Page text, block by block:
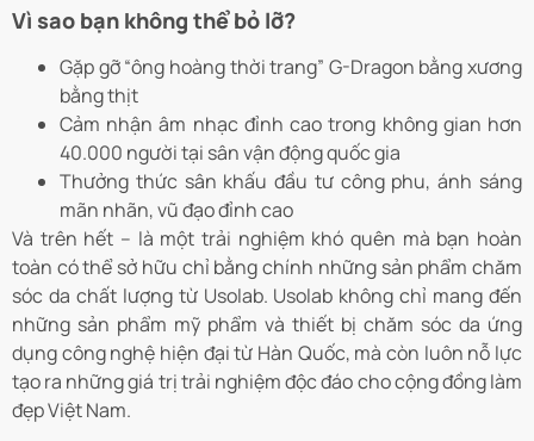
Vì sao bạn không thể bỏ lỡ?
Gặp gỡ “ông hoàng thời trang” G-Dragon bằng xương
bằng thịt
Cảm nhận âm nhạc đỉnh cao trong không gian hơn
40.000 người tại sân vận động quốc gia
Thưởng thức sân khấu đầu tư công phu, ánh sáng
mãn nhãn, vũ đạo đỉnh cao
Và trên hết – là một trải nghiệm khó quên mà bạn hoàn
toàn có thể sở hữu chỉ bằng chính những sản phẩm chăm
sóc da chất lượng từ Usolab. Usolab không chỉ mang đến
những sản phẩm mỹ phẩm và thiết bị chăm sóc da ứng
dụng công nghệ hiện đại từ Hàn Quốc, mà còn luôn nỗ lực
tạo ra những giá trị trải nghiệm độc đáo cho cộng đồng làm
đẹp Việt Nam.